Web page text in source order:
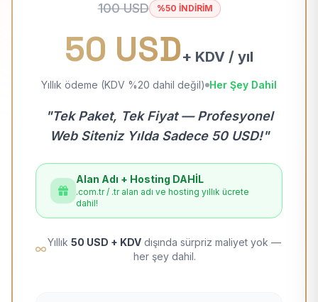
100 USD %50 İNDİRİM
50 USD+ KDV / yıl
Yıllık ödeme (KDV %20 dahil değil) Her Şey Dahil
"Tek Paket, Tek Fiyat — Profesyonel
Web Siteniz Yılda Sadece 50 USD!"
Alan Adı + Hosting DAHİL
.com.tr / .tr alan adı ve hosting yıllık ücrete
dahil!
Yıllık 50 USD + KDV dışında sürpriz maliyet yok —
her şey dahil.